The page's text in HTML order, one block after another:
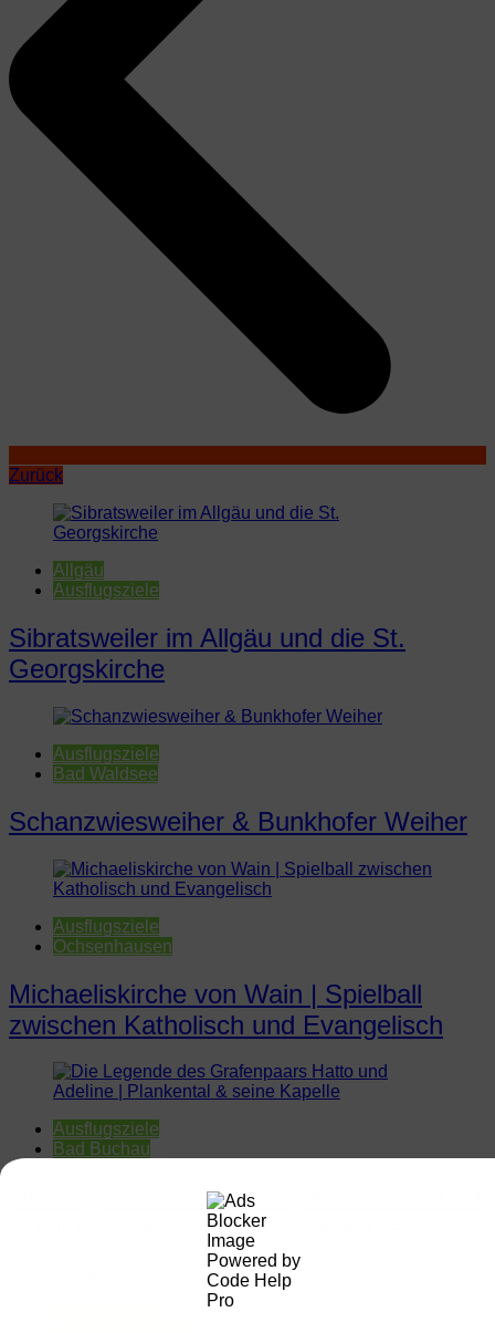
Zurück
Allgäu
Ausflugsziele
Sibratsweiler im Allgäu und die St.
Georgskirche
Ausflugsziele
Bad Waldsee
Schanzwiesweiher & Bunkhofer Weiher
Ausflugsziele
Ochsenhausen
Michaeliskirche von Wain | Spielball
zwischen Katholisch und Evangelisch
Ausflugsziele
Bad Buchau
Die Legende des Grafenpaars Hatto und
Adeline | Plankental & seine Kapelle